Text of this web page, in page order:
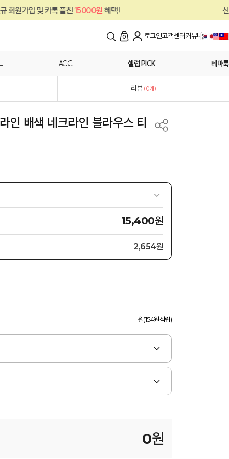
플친15000원혜택! 신규 회원가입 및 카
0 로그인고객센터커뮤니티
ACC 셀럽 PICK 테마룩
리뷰 (0개)
인 배색 네크라인 블라우스 티
15,400원
2,654원
원(154원적립)
0원